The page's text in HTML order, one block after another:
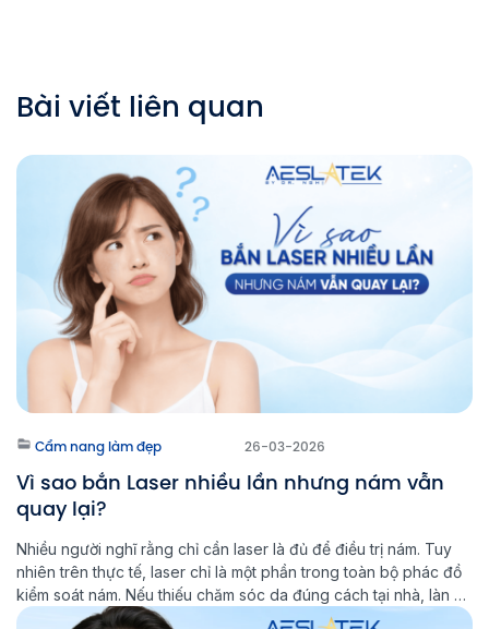
Bài viết liên quan
Cẩm nang làm đẹp 26-03-2026
Vì sao bắn Laser nhiều lần nhưng nám vẫn
quay lại?
Nhiều người nghĩ rằng chỉ cần laser là đủ để điều trị nám. Tuy
nhiên trên thực tế, laser chỉ là một phần trong toàn bộ phác đồ
kiểm soát nám. Nếu thiếu chăm sóc da đúng cách tại nhà, làn da
sẽ khó ổn định lâu dài và nguy cơ nám tái phát vẫn […]